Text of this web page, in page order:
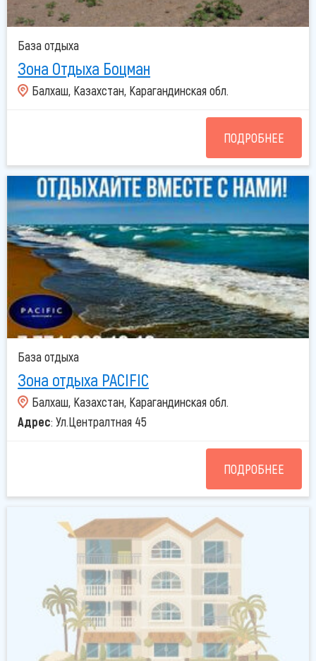
База отдыха
Зона Отдыха Боцман
Балхаш, Казахстан, Карагандинская обл.
ПОДРОБНЕЕ
База отдыха
Зона отдыха PACIFIC
Балхаш, Казахстан, Карагандинская обл.
Адрес: Ул.Централтная 45
ПОДРОБНЕЕ